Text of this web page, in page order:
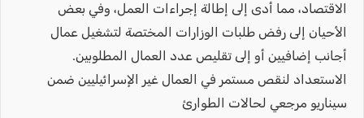
الاقتصاد، مما أدى إلى إطالة إجراءات العمل، وفي بعض
الأحيان إلى رفض طلبات الوزارات المختصة لتشغيل عمال
أجانب إضافيين أو إلى تقليص عدد العمال المطلوبين.
الاستعداد لنقص مستمر في العمال غير الإسرائيليين ضمن
سيناريو مرجعي لحالات الطوارئ